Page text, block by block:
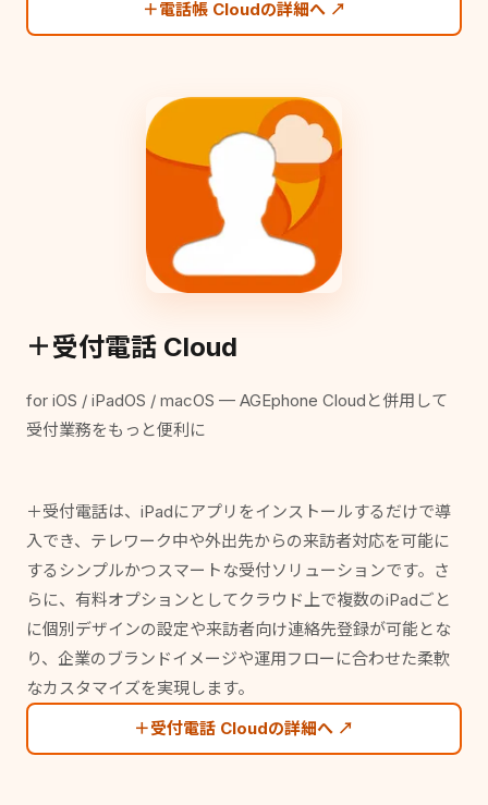
＋電話帳 Cloudの詳細へ ↗
＋受付電話 Cloud
for iOS / iPadOS / macOS — AGEphone Cloudと併用して
受付業務をもっと便利に
＋受付電話は、iPadにアプリをインストールするだけで導
入でき、テレワーク中や外出先からの来訪者対応を可能に
するシンプルかつスマートな受付ソリューションです。さ
らに、有料オプションとしてクラウド上で複数のiPadごと
に個別デザインの設定や来訪者向け連絡先登録が可能とな
り、企業のブランドイメージや運用フローに合わせた柔軟
なカスタマイズを実現します。
＋受付電話 Cloudの詳細へ ↗